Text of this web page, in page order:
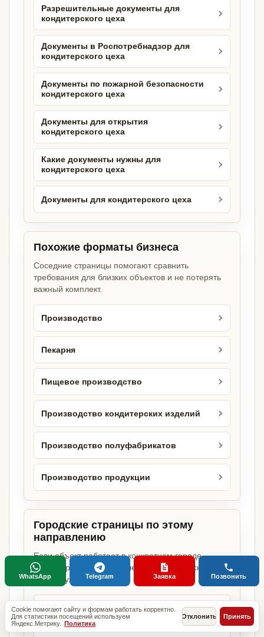
Разрешительные документы для
кондитерского цеха
Документы в Роспотребнадзор для
кондитерского цеха
Документы по пожарной безопасности
кондитерского цеха
Документы для открытия
кондитерского цеха
Какие документы нужны для
кондитерского цеха
Документы для кондитерского цеха
Похожие форматы бизнеса
Соседние страницы помогают сравнить
требования для близких объектов и не потерять
важный комплект.
Производство
Пекарня
Пищевое производство
Производство кондитерских изделий
Производство полуфабрикатов
Производство продукции
Городские страницы по этому
направлению
Если объект работает в конкретном городе,
можно сразу открыть релевантную городскую
страницу.
Кондитерский цех в Москве
Cookie помогают сайту и формам работать корректно.
Для статистики посещений используем
Яндекс.Метрику. Политика
Отклонить Принять
WhatsApp Telegram Заявка Позвонить